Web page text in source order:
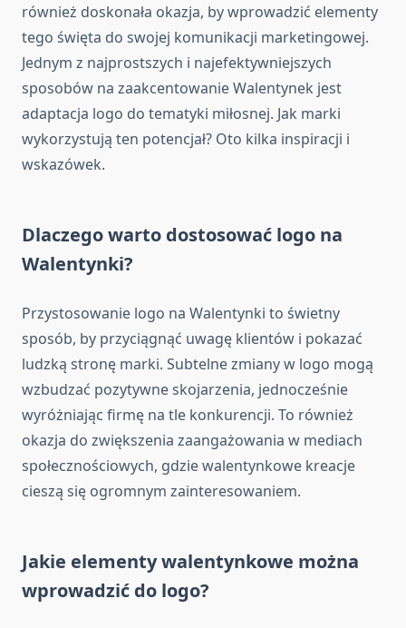
również doskonała okazja, by wprowadzić elementy
tego święta do swojej komunikacji marketingowej.
Jednym z najprostszych i najefektywniejszych
sposobów na zaakcentowanie Walentynek jest
adaptacja logo do tematyki miłosnej. Jak marki
wykorzystują ten potencjał? Oto kilka inspiracji i
wskazówek.
Dlaczego warto dostosować logo na
Walentynki?
Przystosowanie logo na Walentynki to świetny
sposób, by przyciągnąć uwagę klientów i pokazać
ludzką stronę marki. Subtelne zmiany w logo mogą
wzbudzać pozytywne skojarzenia, jednocześnie
wyróżniając firmę na tle konkurencji. To również
okazja do zwiększenia zaangażowania w mediach
społecznościowych, gdzie walentynkowe kreacje
cieszą się ogromnym zainteresowaniem.
Jakie elementy walentynkowe można
wprowadzić do logo?